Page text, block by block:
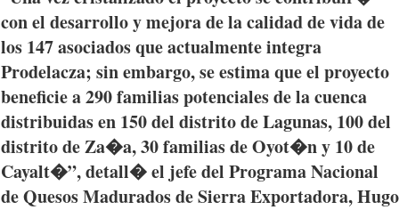
con el desarrolloymejorade lacalidaddevidade
los 147asociadosqueactualmenteintegra
Prodelacza; sin embargo, seestimaqueel proyecto
beneficiea 290familiaspotencialesde lacuenca
distribuidasen 150 del distritodeLagunas, 100 del
distritodeZa�a, 30familiasdeOyot�ny 10 de
Cayalt�”,detall�el jefedel ProgramaNacional
deQuesosMaduradosde SierraExportadora, Hugo